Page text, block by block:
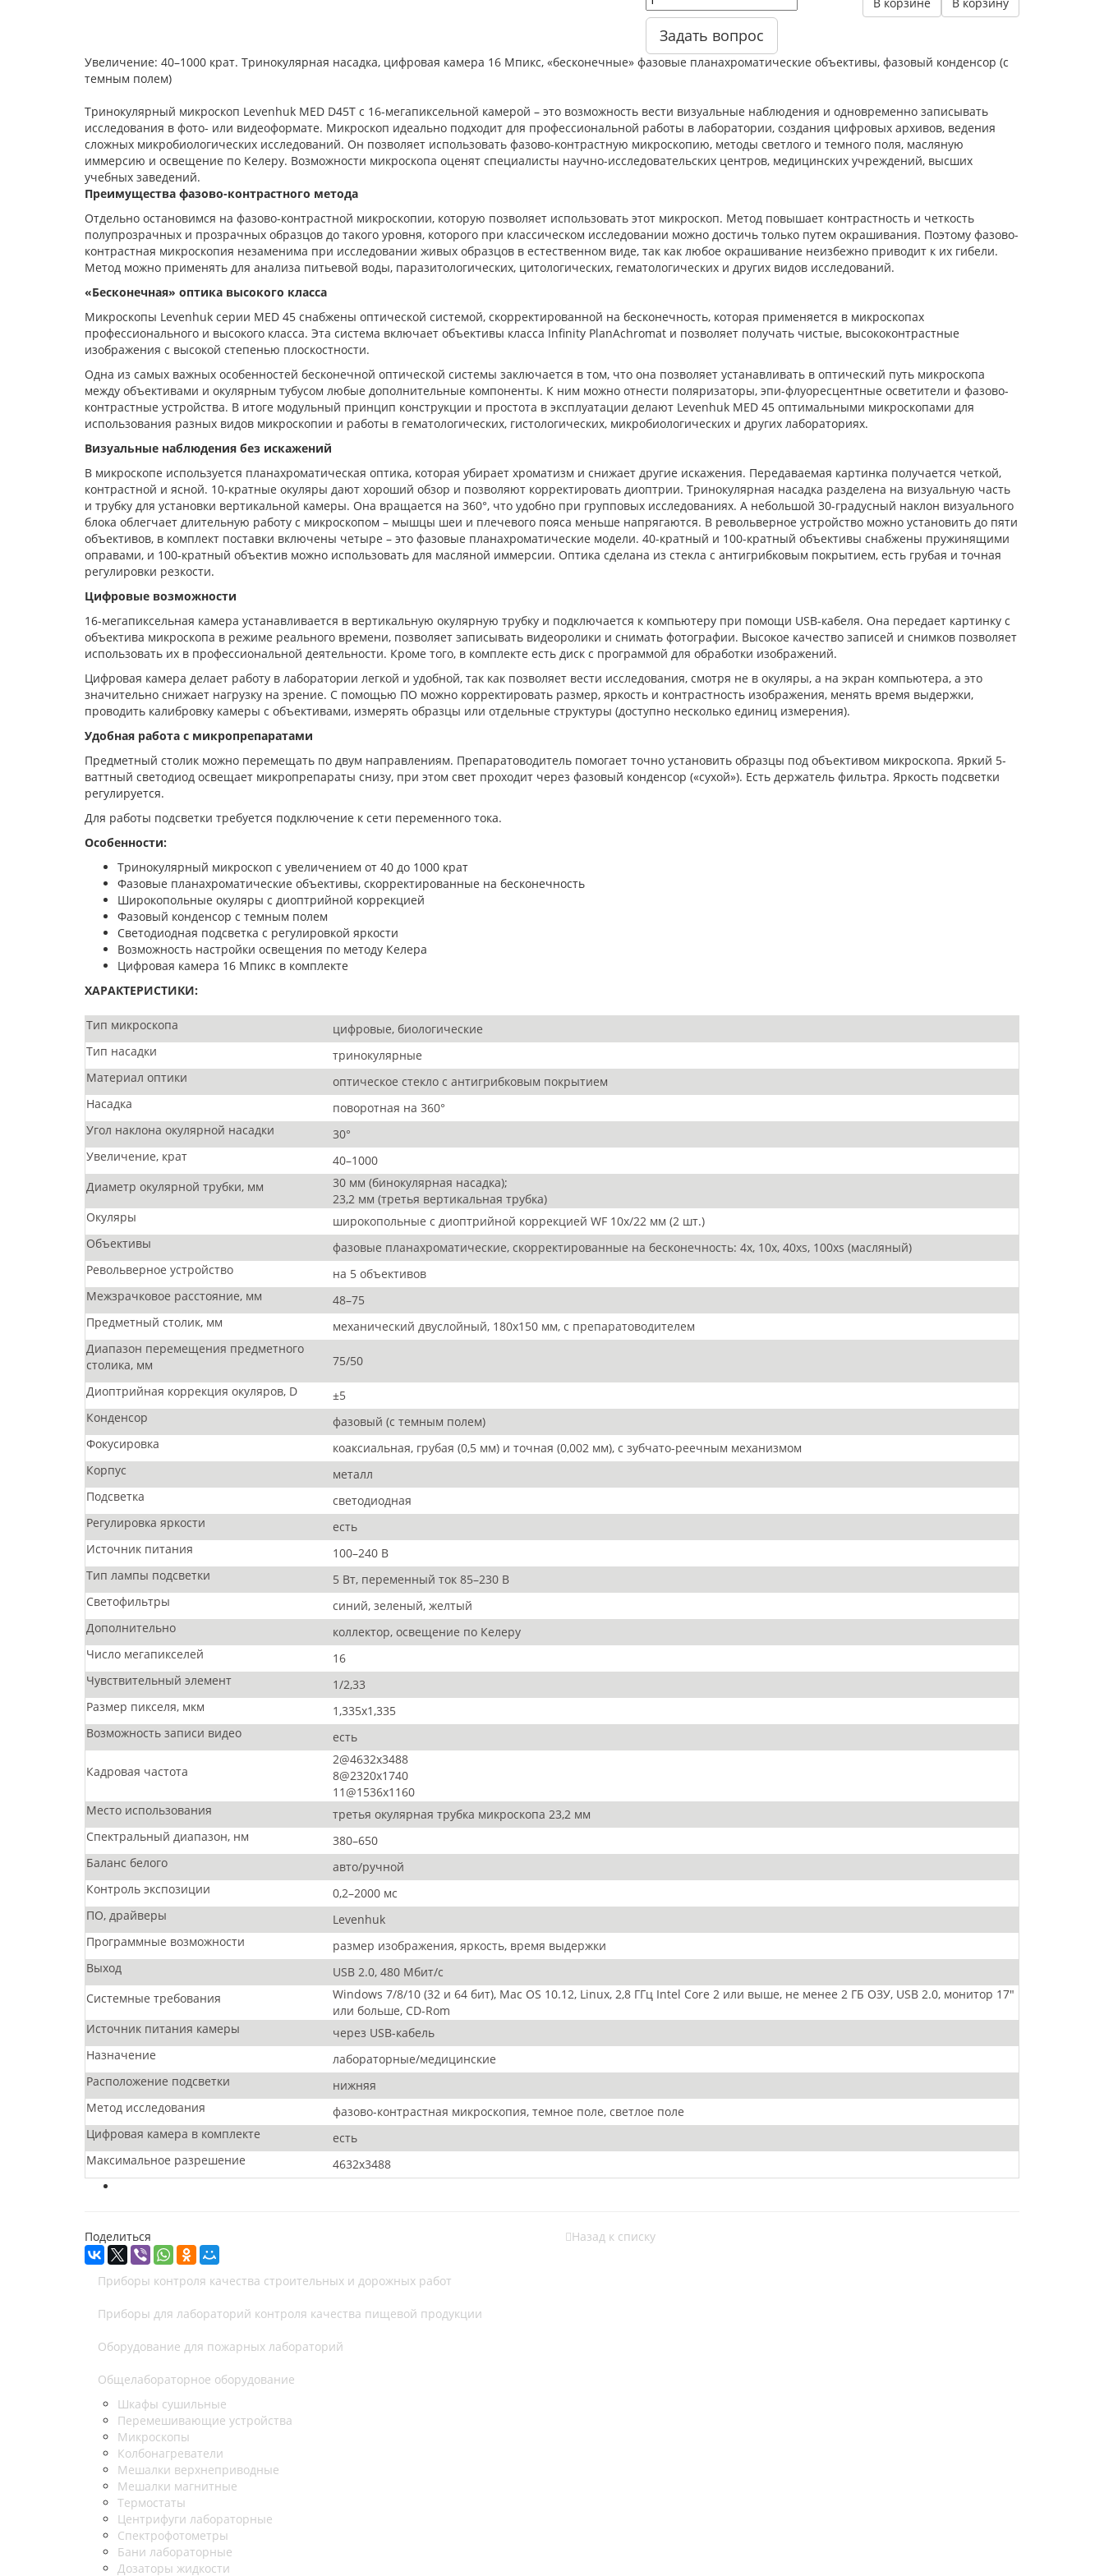
Задать вопрос
Увеличение: 40–1000 крат. Тринокулярная насадка, цифровая камера 16 Мпикс, «бесконечные» фазовые планахроматические объективы, фазовый конденсор (с
темным полем)
Тринокулярный микроскоп Levenhuk MED D45T с 16-мегапиксельной камерой – это возможность вести визуальные наблюдения и одновременно записывать
исследования в фото- или видеоформате. Микроскоп идеально подходит для профессиональной работы в лаборатории, создания цифровых архивов, ведения
сложных микробиологических исследований. Он позволяет использовать фазово-контрастную микроскопию, методы светлого и темного поля, масляную
иммерсию и освещение по Келеру. Возможности микроскопа оценят специалисты научно-исследовательских центров, медицинских учреждений, высших
учебных заведений.
Преимущества фазово-контрастного метода
Отдельно остановимся на фазово-контрастной микроскопии, которую позволяет использовать этот микроскоп. Метод повышает контрастность и четкость
полупрозрачных и прозрачных образцов до такого уровня, которого при классическом исследовании можно достичь только путем окрашивания. Поэтому фазово-
контрастная микроскопия незаменима при исследовании живых образцов в естественном виде, так как любое окрашивание неизбежно приводит к их гибели.
Метод можно применять для анализа питьевой воды, паразитологических, цитологических, гематологических и других видов исследований.
«Бесконечная» оптика высокого класса
Микроскопы Levenhuk серии MED 45 снабжены оптической системой, скорректированной на бесконечность, которая применяется в микроскопах
профессионального и высокого класса. Эта система включает объективы класса Infinity PlanAchromat и позволяет получать чистые, высококонтрастные
изображения с высокой степенью плоскостности.
Одна из самых важных особенностей бесконечной оптической системы заключается в том, что она позволяет устанавливать в оптический путь микроскопа
между объективами и окулярным тубусом любые дополнительные компоненты. К ним можно отнести поляризаторы, эпи-флуоресцентные осветители и фазово-
контрастные устройства. В итоге модульный принцип конструкции и простота в эксплуатации делают Levenhuk MED 45 оптимальными микроскопами для
использования разных видов микроскопии и работы в гематологических, гистологических, микробиологических и других лабораториях.
Визуальные наблюдения без искажений
В микроскопе используется планахроматическая оптика, которая убирает хроматизм и снижает другие искажения. Передаваемая картинка получается четкой,
контрастной и ясной. 10-кратные окуляры дают хороший обзор и позволяют корректировать диоптрии. Тринокулярная насадка разделена на визуальную часть
и трубку для установки вертикальной камеры. Она вращается на 360°, что удобно при групповых исследованиях. А небольшой 30-градусный наклон визуального
блока облегчает длительную работу с микроскопом – мышцы шеи и плечевого пояса меньше напрягаются. В револьверное устройство можно установить до пяти
объективов, в комплект поставки включены четыре – это фазовые планахроматические модели. 40-кратный и 100-кратный объективы снабжены пружинящими
оправами, и 100-кратный объектив можно использовать для масляной иммерсии. Оптика сделана из стекла с антигрибковым покрытием, есть грубая и точная
регулировки резкости.
Цифровые возможности
16-мегапиксельная камера устанавливается в вертикальную окулярную трубку и подключается к компьютеру при помощи USB-кабеля. Она передает картинку с
объектива микроскопа в режиме реального времени, позволяет записывать видеоролики и снимать фотографии. Высокое качество записей и снимков позволяет
использовать их в профессиональной деятельности. Кроме того, в комплекте есть диск с программой для обработки изображений.
Цифровая камера делает работу в лаборатории легкой и удобной, так как позволяет вести исследования, смотря не в окуляры, а на экран компьютера, а это
значительно снижает нагрузку на зрение. С помощью ПО можно корректировать размер, яркость и контрастность изображения, менять время выдержки,
проводить калибровку камеры с объективами, измерять образцы или отдельные структуры (доступно несколько единиц измерения).
Удобная работа с микропрепаратами
Предметный столик можно перемещать по двум направлениям. Препаратоводитель помогает точно установить образцы под объективом микроскопа. Яркий 5-
ваттный светодиод освещает микропрепараты снизу, при этом свет проходит через фазовый конденсор («сухой»). Есть держатель фильтра. Яркость подсветки
регулируется.
Для работы подсветки требуется подключение к сети переменного тока.
Особенности:
Тринокулярный микроскоп с увеличением от 40 до 1000 крат
Фазовые планахроматические объективы, скорректированные на бесконечность
Широкопольные окуляры с диоптрийной коррекцией
Фазовый конденсор с темным полем
Светодиодная подсветка с регулировкой яркости
Возможность настройки освещения по методу Келера
Цифровая камера 16 Мпикс в комплекте
ХАРАКТЕРИСТИКИ:
Тип микроскопа
цифровые, биологические
Тип насадки
тринокулярные
Материал оптики
оптическое стекло с антигрибковым покрытием
Насадка
поворотная на 360°
Угол наклона окулярной насадки
30°
Увеличение, крат
40–1000
Диаметр окулярной трубки, мм
30 мм (бинокулярная насадка);
23,2 мм (третья вертикальная трубка)
Окуляры
широкопольные с диоптрийной коррекцией WF 10х/22 мм (2 шт.)
Объективы
фазовые планахроматические, скорректированные на бесконечность: 4x, 10x, 40xs, 100xs (масляный)
Револьверное устройство
на 5 объективов
Межзрачковое расстояние, мм
48–75
Предметный столик, мм
механический двуслойный, 180х150 мм, с препаратоводителем
Диапазон перемещения предметного
столика, мм
75/50
Диоптрийная коррекция окуляров, D
±5
Конденсор
фазовый (с темным полем)
Фокусировка
коаксиальная, грубая (0,5 мм) и точная (0,002 мм), с зубчато-реечным механизмом
Корпус
металл
Подсветка
светодиодная
Регулировка яркости
есть
Источник питания
100–240 В
Тип лампы подсветки
5 Вт, переменный ток 85–230 В
Светофильтры
синий, зеленый, желтый
Дополнительно
коллектор, освещение по Келеру
Число мегапикселей
16
Чувствительный элемент
1/2,33
Размер пикселя, мкм
1,335x1,335
Возможность записи видео
есть
Кадровая частота
2@4632x3488
8@2320x1740
11@1536x1160
Место использования
третья окулярная трубка микроскопа 23,2 мм
Спектральный диапазон, нм
380–650
Баланс белого
авто/ручной
Контроль экспозиции
0,2–2000 мс
ПО, драйверы
Levenhuk
Программные возможности
размер изображения, яркость, время выдержки
Выход
USB 2.0, 480 Мбит/с
Системные требования
Windows 7/8/10 (32 и 64 бит), Mac OS 10.12, Linux, 2,8 ГГц Intel Core 2 или выше, не менее 2 ГБ ОЗУ, USB 2.0, монитор 17"
или больше, CD-Rom
Источник питания камеры
через USB-кабель
Назначение
лабораторные/медицинские
Расположение подсветки
нижняя
Метод исследования
фазово-контрастная микроскопия, темное поле, светлое поле
Цифровая камера в комплекте
есть
Максимальное разрешение
4632x3488
Поделиться Назад к списку
Приборы контроля качества строительных и дорожных работ
Приборы для лабораторий контроля качества пищевой продукции
Оборудование для пожарных лабораторий
Общелабораторное оборудование
Шкафы сушильные
Перемешивающие устройства
Микроскопы
Колбонагреватели
Мешалки верхнеприводные
Мешалки магнитные
Термостаты
Центрифуги лабораторные
Спектрофотометры
Бани лабораторные
Дозаторы жидкости